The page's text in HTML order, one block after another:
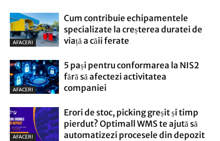
AFACERI
Cum contribuie echipamentele
specializate la creșterea duratei de
viață a căii ferate
AFACERI
5 pași pentru conformarea la NIS2
fără să afectezi activitatea
companiei
AFACERI
Erori de stoc, picking greșit și timp
pierdut? Optimall WMS te ajută să
automatizezi procesele din depozit